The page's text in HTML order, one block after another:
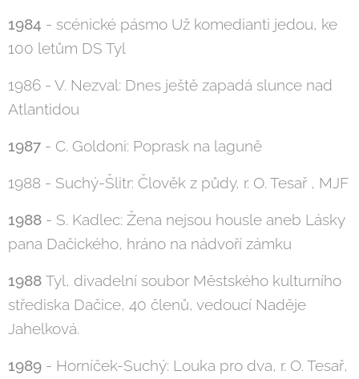
1984 - scénické pásmo Už komedianti jedou, ke
100 letům DS Tyl
1986 - V. Nezval: Dnes ještě zapadá slunce nad
Atlantidou
1987 - C. Goldoni: Poprask na laguně
1988 - Suchý-Šlitr: Člověk z půdy, r. O. Tesař , MJF
1988 - S. Kadlec: Žena nejsou housle aneb Lásky
pana Dačického, hráno na nádvoří zámku
1988 Tyl, divadelní soubor Městského kulturního
střediska Dačice, 40 členů, vedoucí Naděje
Jahelková.
1989 - Horníček-Suchý: Louka pro dva, r. O. Tesař,